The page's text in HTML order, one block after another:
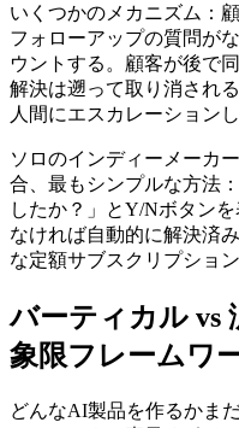
いくつかのメカニズム：
フォローアップの質問が
ウントする。顧客が後で
解決は遡って取り消され
人間にエスカレーション
ソロのインディーメーカ
合、最もシンプルな方法
したか？」とY/Nボタン
なければ自動的に解決済
な定額サブスクリプショ
バーティカル vs
象限フレームワ
どんなAI製品を作るかま